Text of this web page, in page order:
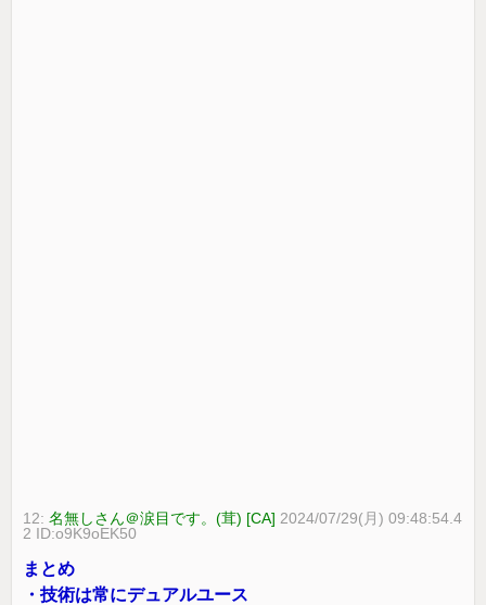
12:名無しさん＠涙目です。(茸) [CA] 2024/07/29(月) 09:48:54.4
2 ID:o9K9oEK50
まとめ
・技術は常にデュアルユース